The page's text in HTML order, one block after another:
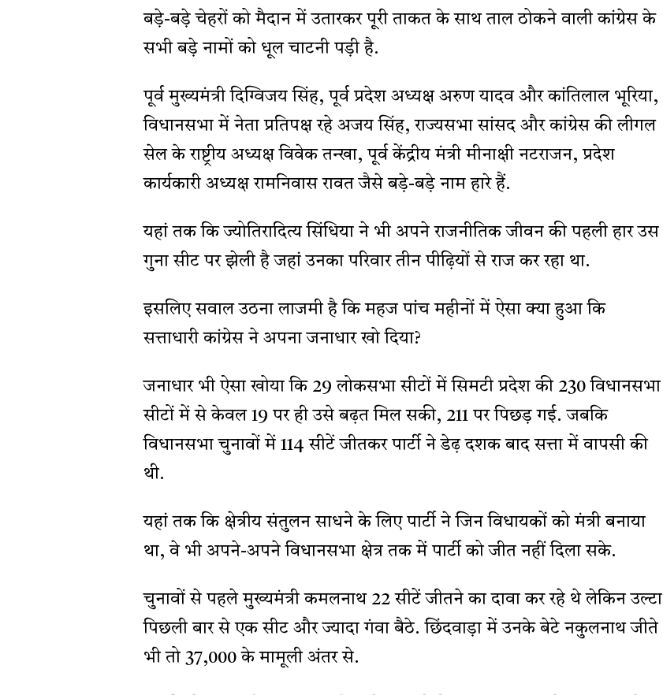
बड़े-बड़े चेहरों को मैदान में उतारकर पूरी ताकत के साथ ताल ठोकने वाली कांग्रेस के
सभी बड़े नामों को धूल चाटनी पड़ी है.
पूर्व मुख्यमंत्री दिग्विजय सिंह, पूर्व प्रदेश अध्यक्ष अरुण यादव और कांतिलाल भूरिया,
विधानसभा में नेता प्रतिपक्ष रहे अजय सिंह, राज्यसभा सांसद और कांग्रेस की लीगल
सेल के राष्ट्रीय अध्यक्ष विवेक तन्खा, पूर्व केंद्रीय मंत्री मीनाक्षी नटराजन, प्रदेश
कार्यकारी अध्यक्ष रामनिवास रावत जैसे बड़े-बड़े नाम हारे हैं.
यहां तक कि ज्योतिरादित्य सिंधिया ने भी अपने राजनीतिक जीवन की पहली हार उस
गुना सीट पर झेली है जहां उनका परिवार तीन पीढ़ियों से राज कर रहा था.
इसलिए सवाल उठना लाजमी है कि महज पांच महीनों में ऐसा क्या हुआ कि
सत्ताधारी कांग्रेस ने अपना जनाधार खो दिया?
जनाधार भी ऐसा खोया कि 29 लोकसभा सीटों में सिमटी प्रदेश की 230 विधानसभा
सीटों में से केवल 19 पर ही उसे बढ़त मिल सकी, 211 पर पिछड़ गई. जबकि
विधानसभा चुनावों में 114 सीटें जीतकर पार्टी ने डेढ़ दशक बाद सत्ता में वापसी की
थी.
यहां तक कि क्षेत्रीय संतुलन साधने के लिए पार्टी ने जिन विधायकों को मंत्री बनाया
था, वे भी अपने-अपने विधानसभा क्षेत्र तक में पार्टी को जीत नहीं दिला सके.
चुनावों से पहले मुख्यमंत्री कमलनाथ 22 सीटें जीतने का दावा कर रहे थे लेकिन उल्टा
पिछली बार से एक सीट और ज्यादा गंवा बैठे. छिंदवाड़ा में उनके बेटे नकुलनाथ जीते
भी तो 37,000 के मामूली अंतर से.